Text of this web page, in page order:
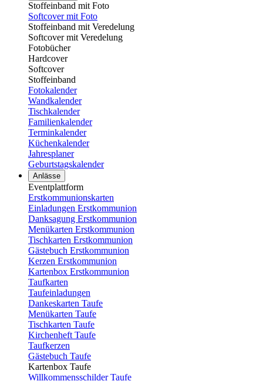
Stoffeinband mit Foto
Softcover mit Foto
Stoffeinband mit Veredelung
Softcover mit Veredelung
Fotobücher
Hardcover
Softcover
Stoffeinband
Fotokalender
Wandkalender
Tischkalender
Familienkalender
Terminkalender
Küchenkalender
Jahresplaner
Geburtstagskalender
Anlässe
Eventplattform
Erstkommunionskarten
Einladungen Erstkommunion
Danksagung Erstkommunion
Menükarten Erstkommunion
Tischkarten Erstkommunion
Gästebuch Erstkommunion
Kerzen Erstkommunion
Kartenbox Erstkommunion
Taufkarten
Taufeinladungen
Dankeskarten Taufe
Menükarten Taufe
Tischkarten Taufe
Kirchenheft Taufe
Taufkerzen
Gästebuch Taufe
Kartenbox Taufe
Willkommensschilder Taufe